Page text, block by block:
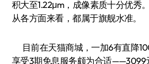
积大至1.22μm，成像素质十分优秀
从各方面来看，都属于旗舰水准。
目前在天猫商城，一加6有直降
享受3期免息服务颇为合适——3099